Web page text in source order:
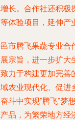
长。合作社还积极
体验项目，延伸产
市腾飞果蔬专业合
宗旨，进一步扩大
力于构建更加完善
农业现代化、促进
斗中实现“腾飞”梦
品，为繁荣地方经